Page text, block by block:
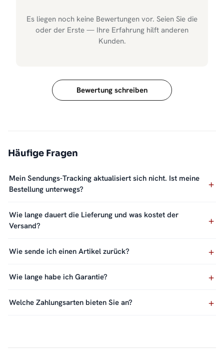
Es liegen noch keine Bewertungen vor. Seien Sie die
oder der Erste — Ihre Erfahrung hilft anderen
Kunden.
Bewertung schreiben
Häufige Fragen
Mein Sendungs-Tracking aktualisiert sich nicht. Ist meine
Bestellung unterwegs?
Wie lange dauert die Lieferung und was kostet der
Versand?
Wie sende ich einen Artikel zurück?
Wie lange habe ich Garantie?
Welche Zahlungsarten bieten Sie an?